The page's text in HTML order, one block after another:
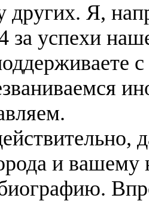
других. Я,
за успехи
и вашему